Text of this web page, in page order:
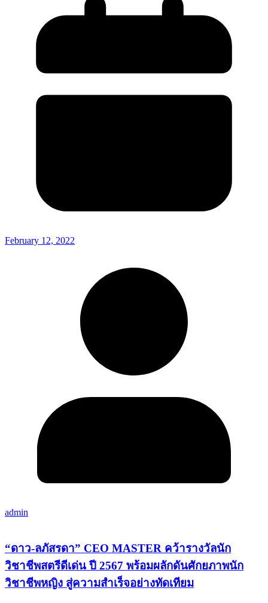
February 12, 2022
admin
“ดาว-ลภัสรดา” CEO MASTER คว้ารางวัลนัก
วิชาชีพสตรีดีเด่น ปี 2567 พร้อมผลักดันศักยภาพนัก
วิชาชีพหญิง สู่ความสำเร็จอย่างทัดเทียม